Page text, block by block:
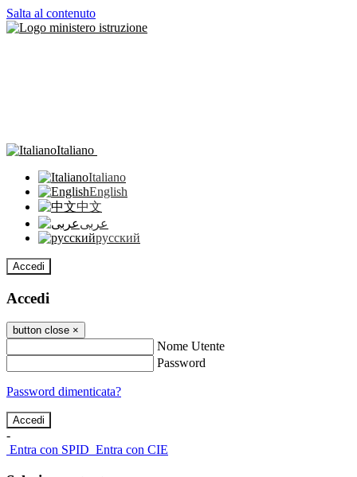
Salta al contenuto
Italiano
Italiano
English
中文
عربى
русский
Accedi
Accedi
button close ×
Nome Utente
Password
Password dimenticata?
-
Entra con SPID Entra con CIE